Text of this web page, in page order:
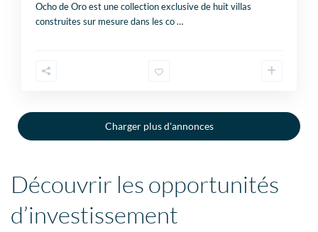
Ocho de Oro est une collection exclusive de huit villas
construites sur mesure dans les co…
Charger plus d'annonces
Découvrir les opportunités
d’investissement